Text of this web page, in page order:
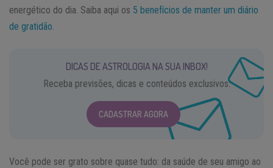
energético do dia. Saiba aqui os 5 benefícios de manter um diário
de gratidão.
DICAS DE ASTROLOGIA NA SUA INBOX!
Receba previsões, dicas e conteúdos exclusivos.
CADASTRAR AGORA
Você pode ser grato sobre quase tudo: da saúde de seu amigo ao